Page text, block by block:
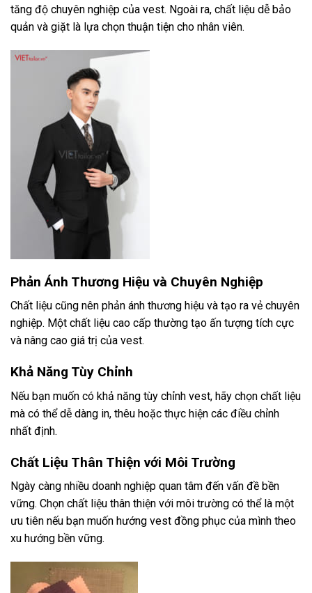
tăng độ chuyên nghiệp của vest. Ngoài ra, chất liệu dễ bảo
quản và giặt là lựa chọn thuận tiện cho nhân viên.
Phản Ánh Thương Hiệu và Chuyên Nghiệp
Chất liệu cũng nên phản ánh thương hiệu và tạo ra vẻ chuyên
nghiệp. Một chất liệu cao cấp thường tạo ấn tượng tích cực
và nâng cao giá trị của vest.
Khả Năng Tùy Chỉnh
Nếu bạn muốn có khả năng tùy chỉnh vest, hãy chọn chất liệu
mà có thể dễ dàng in, thêu hoặc thực hiện các điều chỉnh
nhất định.
Chất Liệu Thân Thiện với Môi Trường
Ngày càng nhiều doanh nghiệp quan tâm đến vấn đề bền
vững. Chọn chất liệu thân thiện với môi trường có thể là một
ưu tiên nếu bạn muốn hướng vest đồng phục của mình theo
xu hướng bền vững.